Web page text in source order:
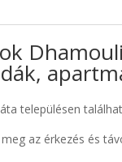
településen
az érkezés és